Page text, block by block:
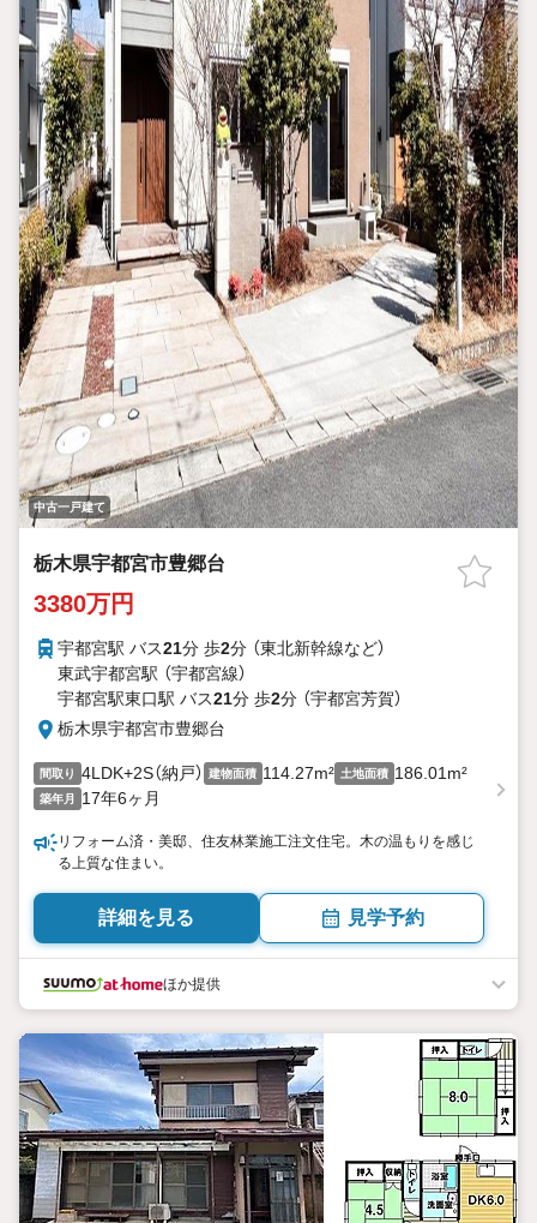
中古一戸建て
栃木県宇都宮市豊郷台
3380万円
宇都宮駅 バス21分 歩2分 （東北新幹線など）
東武宇都宮駅 （宇都宮線）
宇都宮駅東口駅 バス21分 歩2分 （宇都宮芳賀）
栃木県宇都宮市豊郷台
間取り 4LDK+2S（納戸） 建物面積 114.27m² 土地面積 186.01m²
築年月 17年6ヶ月
リフォーム済・美邸、住友林業施工注文住宅。木の温もりを感じ
る上質な住まい。
詳細を見る 見学予約
ほか提供